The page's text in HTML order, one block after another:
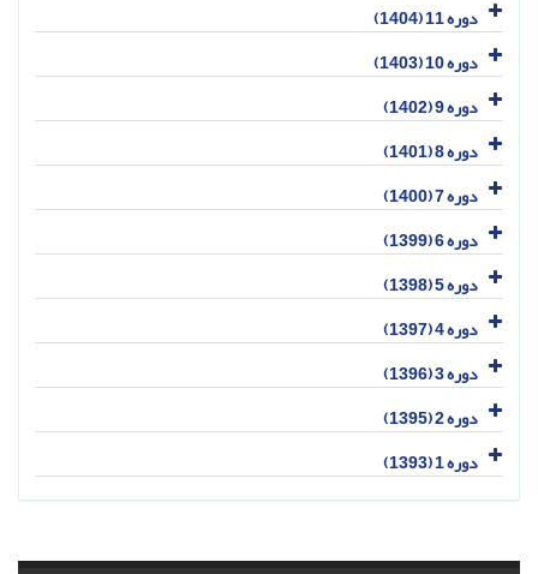
دوره 11 (1404)
دوره 10 (1403)
دوره 9 (1402)
دوره 8 (1401)
دوره 7 (1400)
دوره 6 (1399)
دوره 5 (1398)
دوره 4 (1397)
دوره 3 (1396)
دوره 2 (1395)
دوره 1 (1393)